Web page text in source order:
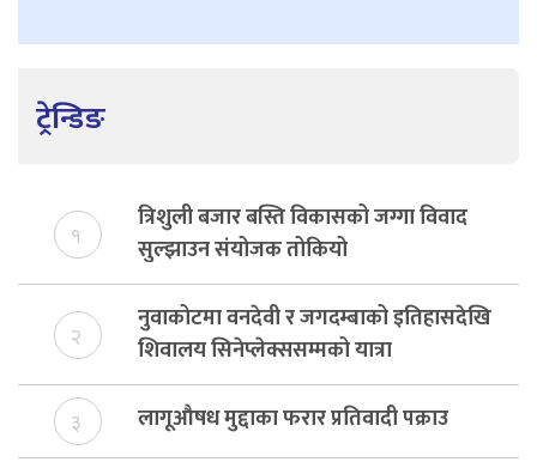
ट्रेन्डिङ
१
त्रिशुली बजार बस्ति विकासको जग्गा विवाद
सुल्झाउन संयोजक तोकियो
२
नुवाकोटमा वनदेवी र जगदम्बाको इतिहासदेखि
शिवालय सिनेप्लेक्ससम्मको यात्रा
३ लागूऔषध मुद्दाका फरार प्रतिवादी पक्राउ